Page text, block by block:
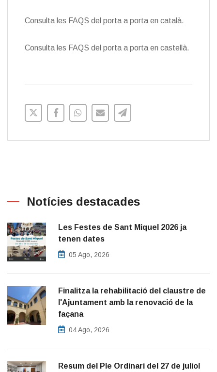
Consulta les FAQS del porta a porta en català.
Consulta les FAQS del porta a porta en castellà.
Notícies destacades
Les Festes de Sant Miquel 2026 ja
tenen dates
05 Ago, 2026
Finalitza la rehabilitació del claustre de
l'Ajuntament amb la renovació de la
façana
04 Ago, 2026
Resum del Ple Ordinari del 27 de juliol